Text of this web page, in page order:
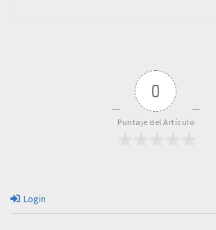
0
Puntaje del Artículo
Login